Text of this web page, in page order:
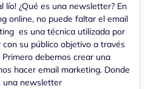
lío! ¿Qué es una newsletter? En
online, no puede faltar el email
es una técnica utilizada por
su público objetivo a través
debemos crear una
hacer email marketing. Donde
una newsletter